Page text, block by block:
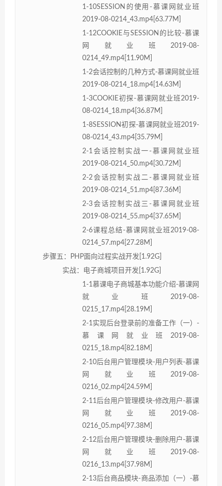
1-10SESSION的使用-慕课网就业班
2019-08-0214_43.mp4[63.77M]
1-12COOKIE与SESSION的比较-慕课
网就业班2019-08-
0214_49.mp4[11.90M]
1-2会话控制的几种方式-慕课网就业班
2019-08-0214_18.mp4[14.63M]
1-3COOKIE初探-慕课网就业班2019-
08-0214_18.mp4[36.87M]
1-8SESSION初探-慕课网就业班2019-
08-0214_43.mp4[35.79M]
2-1会话控制实战一-慕课网就业班
2019-08-0214_50.mp4[30.72M]
2-2会话控制实战二-慕课网就业班
2019-08-0214_51.mp4[87.36M]
2-3会话控制实战三-慕课网就业班
2019-08-0214_55.mp4[37.65M]
2-6课程总结-慕课网就业班2019-08-
0214_57.mp4[27.28M]
步骤五：PHP面向过程实战开发[1.92G]
实战：电子商城项目开发[1.92G]
1-1慕课电子商城基本功能介绍-慕课网
就业班2019-08-
0215_17.mp4[28.19M]
2-1实现后台登录前的准备工作（一）-
慕课网就业班2019-08-
0215_18.mp4[82.18M]
2-10后台用户管理模块-用户列表-慕课
网就业班2019-08-
0216_02.mp4[24.59M]
2-11后台用户管理模块-修改用户-慕课
网就业班2019-08-
0216_05.mp4[97.38M]
2-12后台用户管理模块-删除用户-慕课
网就业班2019-08-
0216_13.mp4[37.98M]
2-13后台商品模块-商品添加（一）-慕